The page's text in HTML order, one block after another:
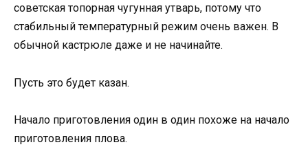
советская топорная чугунная утварь, потому что
стабильный температурный режим очень важен. В
обычной кастрюле даже и не начинайте.
Пусть это будет казан.
Начало приготовления один в один похоже на начало
приготовления плова.